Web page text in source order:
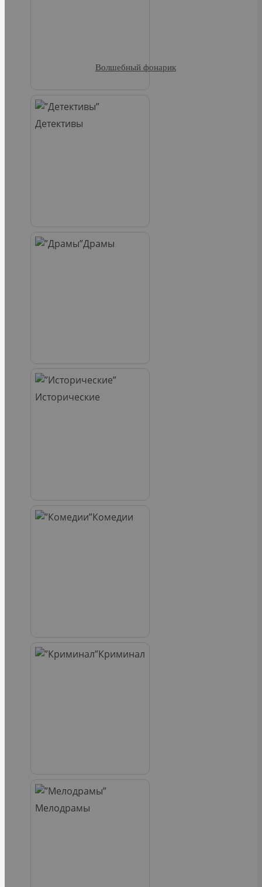
Детективы
Драмы
Исторические
Комедии
Криминал
Мелодрамы
Волшебный фонарик